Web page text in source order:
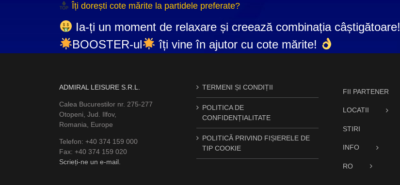
Îți dorești cote mărite la partidele preferate?
Ia-ți un moment de relaxare și creează combinația câștigătoare!
BOOSTER-ul
îți vine în ajutor cu cote mărite!
ADMIRAL LEISURE S.R.L.
Calea Bucurestilor nr. 275-277
Otopeni, Jud. Ilfov,
Romania, Europe
Telefon: +40 374 159 000
Fax: +40 374 159 020
Scrieți-ne un e-mail.
TERMENI ȘI CONDIȚII
POLITICA DE
CONFIDENȚIALITATE
POLITICĂ PRIVIND FIȘIERELE DE
TIP COOKIE
FII PARTENER
LOCATII
STIRI
INFO
RO